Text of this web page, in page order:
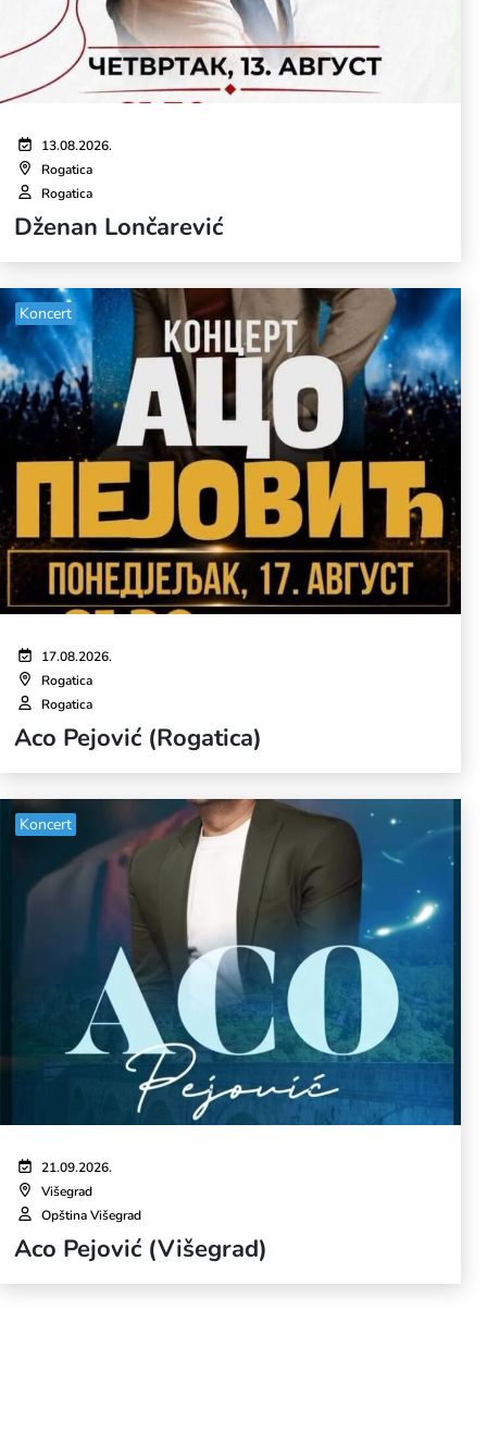
13.08.2026.
Rogatica
Rogatica
Dženan Lončarević
Koncert
17.08.2026.
Rogatica
Rogatica
Aco Pejović (Rogatica)
Koncert
21.09.2026.
Višegrad
Opština Višegrad
Aco Pejović (Višegrad)